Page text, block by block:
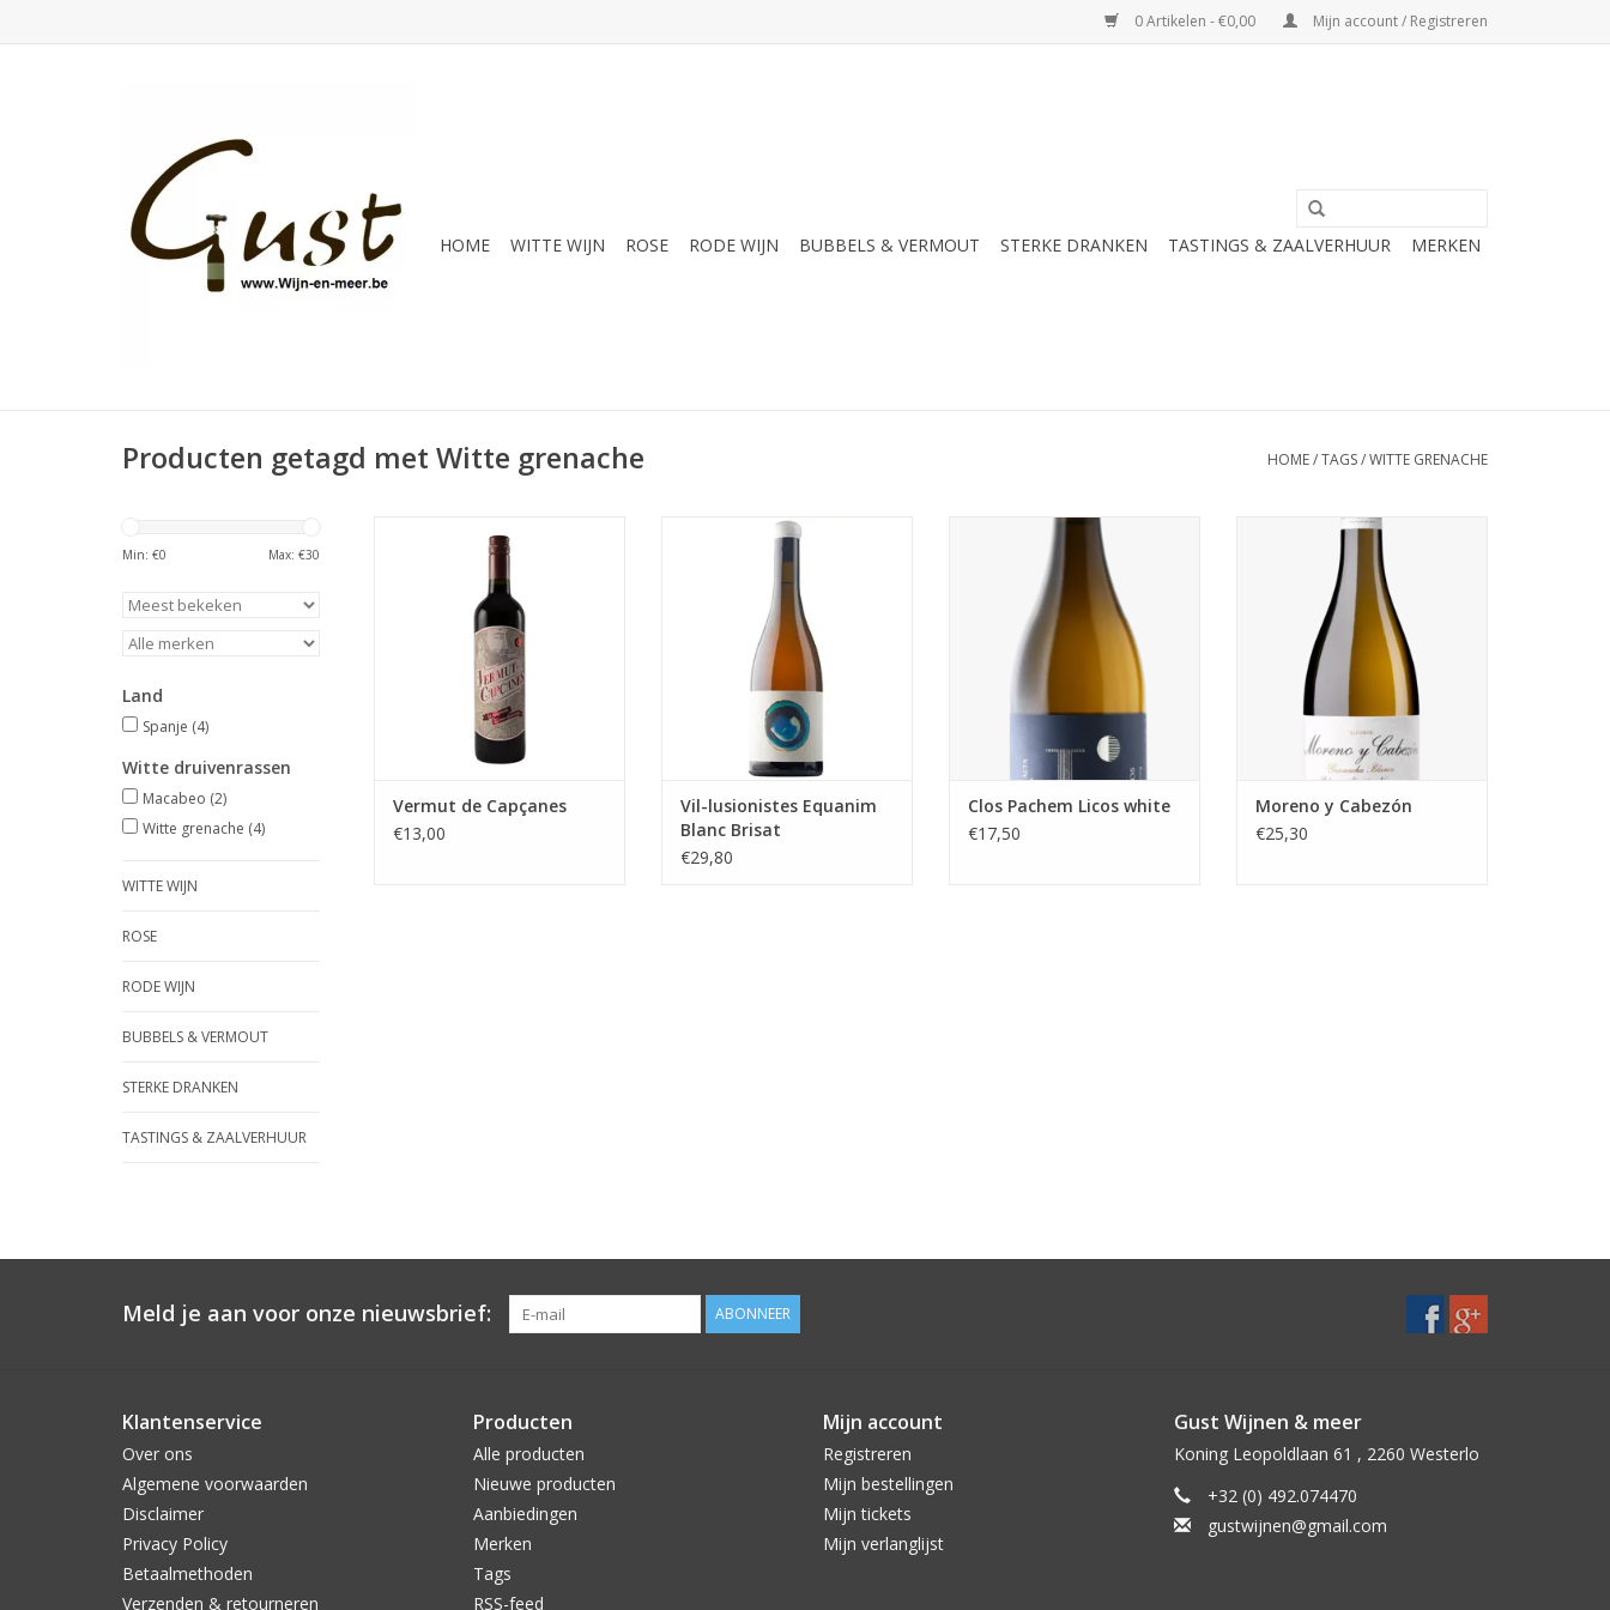
0 Artikelen - €0,00 Mijn account / Registreren
HOME WITTE WIJN ROSE RODE WIJN BUBBELS & VERMOUT STERKE DRANKEN TASTINGS & ZAALVERHUUR MERKEN
Producten getagd met Witte grenache HOME/TAGS/WITTE GRENACHE
Min: €0 Max: €30
Land
Spanje (4)
Witte druivenrassen
Macabeo (2)
Witte grenache (4)
WITTE WIJN
ROSE
RODE WIJN
BUBBELS & VERMOUT
STERKE DRANKEN
TASTINGS & ZAALVERHUUR
Land: Spanje
Druif: Macabeo / Witte grenache
Wijnhuis: Capçanes
TOEVOEGEN AAN WINKELWAGEN
Vermut de Capçanes
€13,00
Op de neus exploderen de tonen
van kweepeer en het minerale
behoudt een mooie
levendigheid.
TOEVOEGEN AAN WINKELWAGEN
Vil-lusionistes Equanim
Blanc Brisat
€29,80
Licos is een wijn met alle potentie
van witte Grenache. Het is een
wijn waarin aroma's van citrus,
wit en tropisch fruit zich
vermengen met tonen van
aromatische kruiden en honing
om Licos een complexiteit aan
geuren te geven.
TOEVOEGEN AAN WINKELWAGEN
Clos Pachem Licos white
€17,50
Omhullend en vol met een frisse,
droge structuur. De wijn heeft
een levendige zuurgraad die het
geheel een mooie frisheid en
lengte geeft.
TOEVOEGEN AAN WINKELWAGEN
Moreno y Cabezón
€25,30
Meld je aan voor onze nieuwsbrief: ABONNEER
Klantenservice
Over ons
Algemene voorwaarden
Disclaimer
Privacy Policy
Betaalmethoden
Verzenden & retourneren
Producten
Alle producten
Nieuwe producten
Aanbiedingen
Merken
Tags
RSS-feed
Mijn account
Registreren
Mijn bestellingen
Mijn tickets
Mijn verlanglijst
Gust Wijnen & meer
Koning Leopoldlaan 61 , 2260 Westerlo
+32 (0) 492.074470
gustwijnen@gmail.com